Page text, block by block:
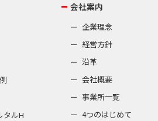
タルH
会社案内
企業理念
経営方針
沿革
会社概要
事業所一覧
4つのはじめて